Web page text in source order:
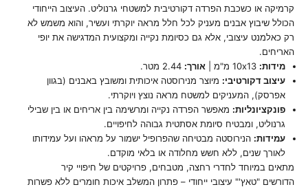
קרמיקה או כשכבת הפרדה דקורטיבית למשטחי גרנוליט. העיצוב הייחודי
הכולל שיבוץ אבנים מעניק לכל חלל מראה יוקרתי ועשיר, והוא משמש לא
רק כאלמנט עיצובי, אלא גם כסיומת נקייה ומקצועית המדגישה את יופי
האריחים.
מידות:
אורך:
עיצוב דקורטיבי: מיוצר מנירוסטה איכותית ומשובץ באבנים (בגוון
אפרסק), המעניקים למשטח מראה נוצץ ויוקרתי.
פונקציונליות: מאפשר הפרדה נקייה ומרשימה בין אריחים או בין שבילי
גרנוליט, ומבטיח סיומת אסתטית גבוהה לחיפויים.
עמידות: הנירוסטה מבטיחה שהפרופיל ישמור על מראהו ועל עמידותו
לאורך שנים, ללא חשש מחלודה או בלאי מוקדם.
מתאים במיוחד לחדרי רחצה, מטבחים, פרויקטים של חיפויי קיר
הדורשים "טאץ'" עיצובי ייחודי – פתרון המשלב איכות חומרים ללא פשרות